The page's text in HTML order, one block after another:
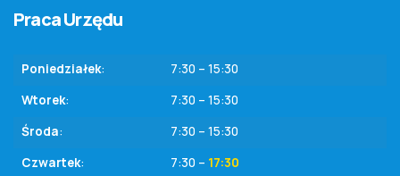
Praca Urzędu
Poniedziałek:
7:30 – 15:30
Wtorek:
7:30 – 15:30
Środa:
7:30 – 15:30
Czwartek: 7:30 – 17:30